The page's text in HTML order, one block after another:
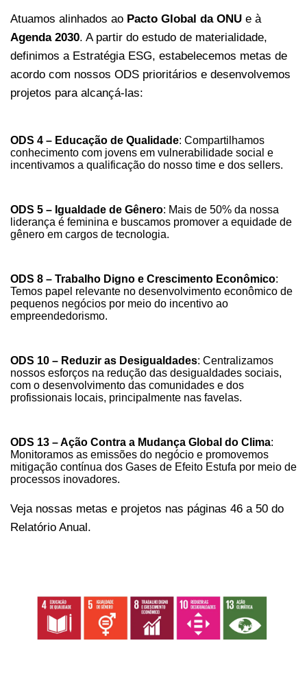
Atuamos alinhados ao Pacto Global da ONU e à
Agenda 2030. A partir do estudo de materialidade,
definimos a Estratégia ESG, estabelecemos metas de
acordo com nossos ODS prioritários e desenvolvemos
projetos para alcançá-las:
ODS 4 – Educação de Qualidade: Compartilhamos
conhecimento com jovens em vulnerabilidade social e
incentivamos a qualificação do nosso time e dos sellers.
ODS 5 – Igualdade de Gênero: Mais de 50% da nossa
liderança é feminina e buscamos promover a equidade de
gênero em cargos de tecnologia.
ODS 8 – Trabalho Digno e Crescimento Econômico:
Temos papel relevante no desenvolvimento econômico de
pequenos negócios por meio do incentivo ao
empreendedorismo.
ODS 10 – Reduzir as Desigualdades: Centralizamos
nossos esforços na redução das desigualdades sociais,
com o desenvolvimento das comunidades e dos
profissionais locais, principalmente nas favelas.
ODS 13 – Ação Contra a Mudança Global do Clima:
Monitoramos as emissões do negócio e promovemos
mitigação contínua dos Gases de Efeito Estufa por meio de
processos inovadores.
Veja nossas metas e projetos nas páginas 46 a 50 do
Relatório Anual.